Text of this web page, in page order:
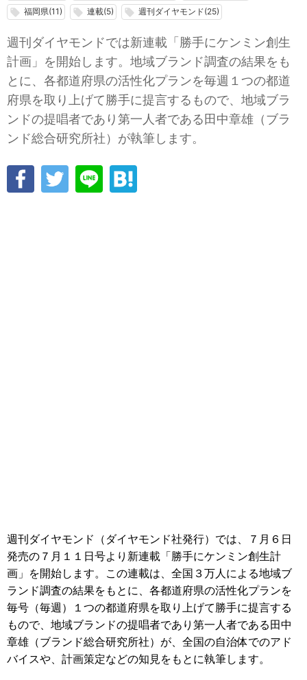
local_offer 福岡県(11) local_offer 連載(5) local_offer 週刊ダイヤモンド(25)
週刊ダイヤモンドでは新連載「勝手にケンミン創生
計画」を開始します。地域ブランド調査の結果をも
とに、各都道府県の活性化プランを毎週１つの都道
府県を取り上げて勝手に提言するもので、地域ブラ
ンドの提唱者であり第一人者である田中章雄（ブラ
ンド総合研究所社）が執筆します。
週刊ダイヤモンド（ダイヤモンド社発行）では、７月６日
発売の７月１１日号より新連載「勝手にケンミン創生計
画」を開始します。この連載は、全国３万人による地域ブ
ランド調査の結果をもとに、各都道府県の活性化プランを
毎号（毎週）１つの都道府県を取り上げて勝手に提言する
もので、地域ブランドの提唱者であり第一人者である田中
章雄（ブランド総合研究所社）が、全国の自治体でのアド
バイスや、計画策定などの知見をもとに執筆します。